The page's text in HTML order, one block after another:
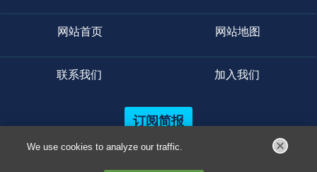
网站首页 网站地图
联系我们 加入我们
订阅简报
We use cookies to analyze our traffic.